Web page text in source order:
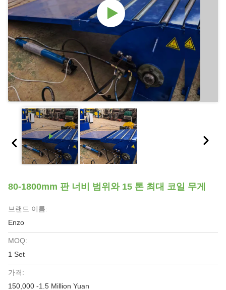
80-1800mm 판 너비 범위와 15 톤 최대 코일 무게
브랜드 이름:
Enzo
MOQ:
1 Set
가격:
150,000 -1.5 Million Yuan